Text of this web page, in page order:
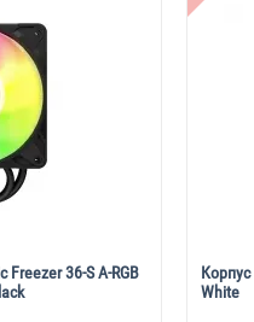
36-S A-RGB
Корпус
White